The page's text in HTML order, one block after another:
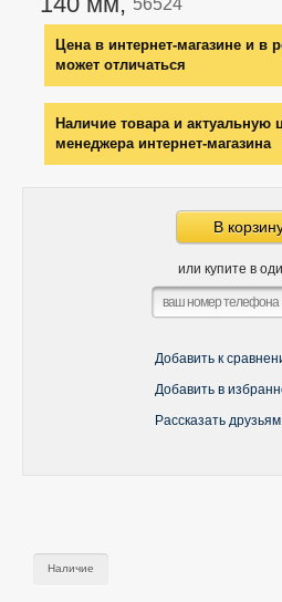
56524
Цена в интернет-магазине и в
может отличаться
Наличие товара и актуальную
менеджера интернет-магазина
В
или купите в
Добавить к
Добавить в
Рассказать друзьям
Наличие